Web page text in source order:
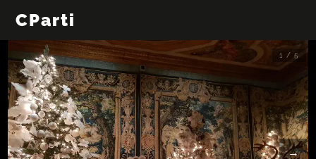
CParti
← →
1 / 5